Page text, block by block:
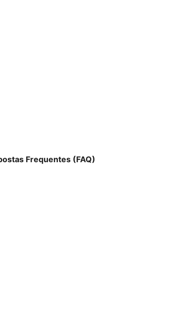
Frequentes (FAQ)